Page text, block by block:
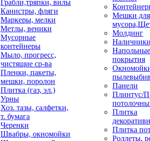
Грабли,тряпки, вилы
Канистры, фляги
Маркеры, мелки
Метлы, веники
Мусорные
контейнеры
Мыло, прогресс,
чистящие ср-ва
Пленки, пакеты,
мешки, поролон
Плитка (газ, эл.)
Урны
Хоз. тазы, салфетки,
т. бумага
Черенки
Швабры, окномойки
Мешки для
Молдинг
Напольные
покрытия
Панели
Плинтус/
Плитка
Плитка
Роллеты,